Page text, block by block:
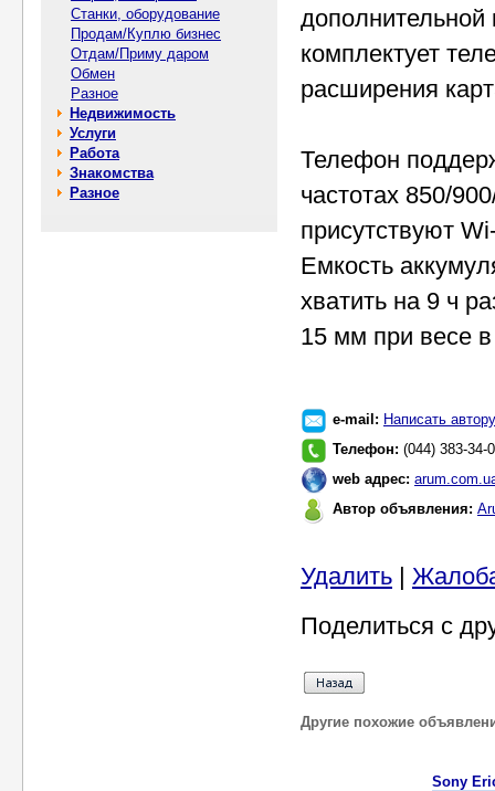
Станки, оборудование
Продам/Куплю бизнес
Отдам/Приму даром
Обмен
Разное
Недвижимость
Услуги
Работа
Знакомства
Разное
комплектует
расширения
Телефон
частотах 850/
присутствуют
Емкость
хватить на 9 ч
15 мм при весе в
e-mail: Написать автору
Телефон: (044) 383-34-
web адрес:
Автор объявления:
Удалить |
Поделиться с
Другие похожие
Sony